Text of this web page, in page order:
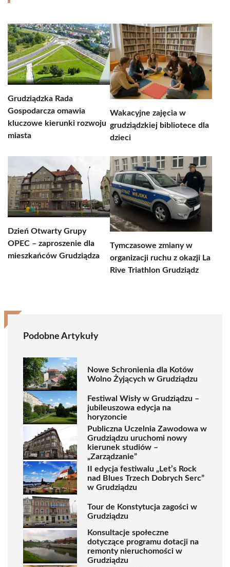
Grudziądzka Rada
Gospodarcza omawia
kluczowe kierunki rozwoju
miasta
Wakacyjne zajęcia w
grudziądzkiej bibliotece dla
dzieci
Dzień Otwarty Grupy
OPEC – zaproszenie dla
mieszkańców Grudziądza
Tymczasowe zmiany w
organizacji ruchu z okazji La
Rive Triathlon Grudziądz
Podobne Artykuły
Nowe Schronienia dla Kotów
Wolno Żyjących w Grudziądzu
Festiwal Wisły w Grudziądzu –
jubileuszowa edycja na
horyzoncie
Publiczna Uczelnia Zawodowa w
Grudziądzu uruchomi nowy
kierunek studiów –
„Zarządzanie”
II edycja festiwalu „Let’s Rock
nad Blues Trzech Dobrych Serc”
w Grudziądzu
Tour de Konstytucja zagości w
Grudziądzu
Konsultacje społeczne
dotyczące programu dotacji na
remonty nieruchomości w
Grudziądzu